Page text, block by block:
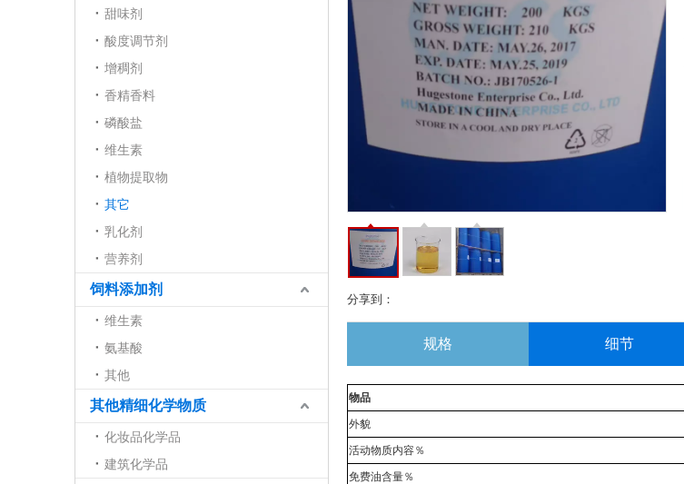
甜味剂
酸度调节剂
增稠剂
香精香料
磷酸盐
维生素
植物提取物
其它
乳化剂
营养剂
饲料添加剂
维生素
氨基酸
其他
其他精细化学物质
化妆品化学品
建筑化学品
分享到：
规格 细节
物品
外貌
活动物质内容％
免费油含量％